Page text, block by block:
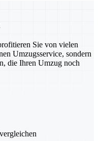
Sie von vielen
Umzugsservice, sondern
die Ihren Umzug noch